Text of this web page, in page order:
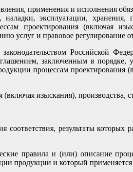
применения и исполнения
наладки, эксплуатации,
проектирования (включая
услуг и правовое регулирование
Российской
заключенным в порядке,
процессам проектирования
изыскания), производства,
результаты которых
правила и (или) описание
продукции и который